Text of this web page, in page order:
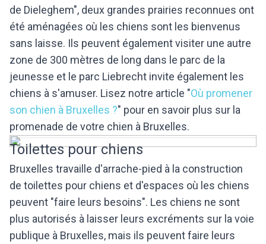
de Dieleghem", deux grandes prairies reconnues ont
été aménagées où les chiens sont les bienvenus
sans laisse. Ils peuvent également visiter une autre
zone de 300 mètres de long dans le parc de la
jeunesse et le parc Liebrecht invite également les
chiens à s'amuser. Lisez notre article "Où promener
son chien à Bruxelles ?" pour en savoir plus sur la
promenade de votre chien à Bruxelles.
Toilettes pour chiens
Bruxelles travaille d'arrache-pied à la construction
de toilettes pour chiens et d'espaces où les chiens
peuvent "faire leurs besoins". Les chiens ne sont
plus autorisés à laisser leurs excréments sur la voie
publique à Bruxelles, mais ils peuvent faire leurs